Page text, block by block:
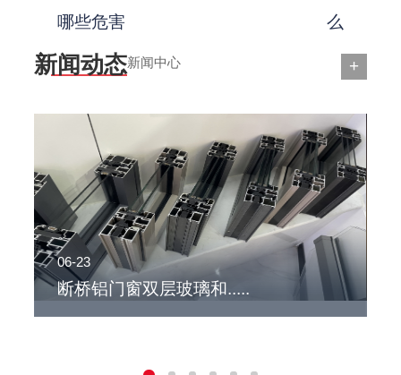
哪些危害 么
新闻动态 +
新闻中心
06-23
断桥铝门窗双层玻璃和.....